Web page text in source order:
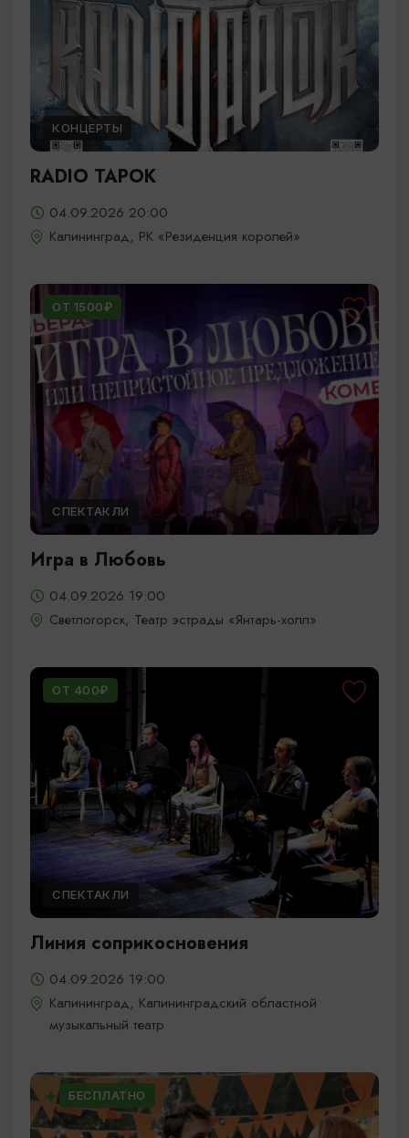
КОНЦЕРТЫ
RADIO TAPOK
04.09.2026 20:00
Калининград, РК «Резиденция королей»
ОТ 1500₽
СПЕКТАКЛИ
Игра в Любовь
04.09.2026 19:00
Светлогорск, Театр эстрады «Янтарь-холл»
ОТ 400₽
СПЕКТАКЛИ
Линия соприкосновения
04.09.2026 19:00
Калининград, Калининградский областной
музыкальный театр
БЕСПЛАТНО